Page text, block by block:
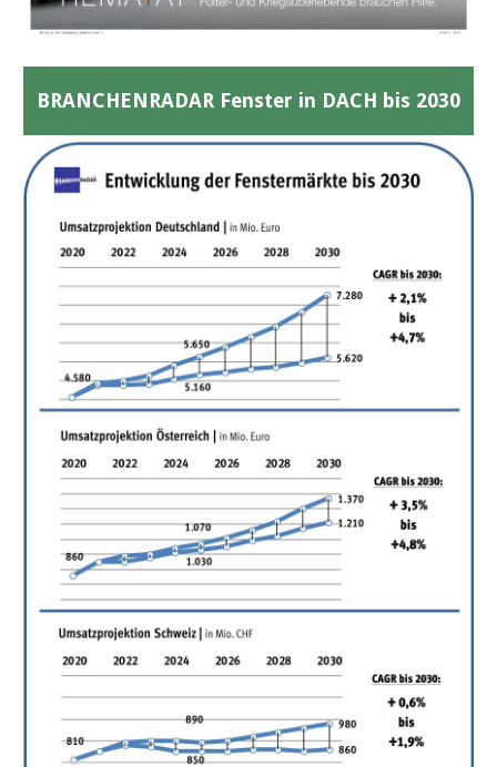
BRANCHENRADAR Fenster in DACH bis 2030